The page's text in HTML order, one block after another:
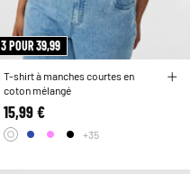
3 POUR 39,99
T-shirt à manches courtes en
coton mélangé
15,99 €
+35